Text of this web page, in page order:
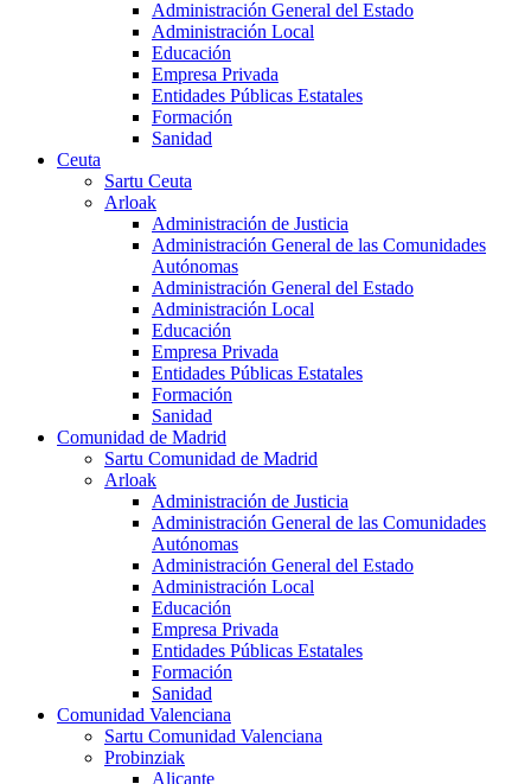
Administración General del Estado
Administración Local
Educación
Empresa Privada
Entidades Públicas Estatales
Formación
Sanidad
Ceuta
Sartu Ceuta
Arloak
Administración de Justicia
Administración General de las Comunidades
Autónomas
Administración General del Estado
Administración Local
Educación
Empresa Privada
Entidades Públicas Estatales
Formación
Sanidad
Comunidad de Madrid
Sartu Comunidad de Madrid
Arloak
Administración de Justicia
Administración General de las Comunidades
Autónomas
Administración General del Estado
Administración Local
Educación
Empresa Privada
Entidades Públicas Estatales
Formación
Sanidad
Comunidad Valenciana
Sartu Comunidad Valenciana
Probinziak
Alicante